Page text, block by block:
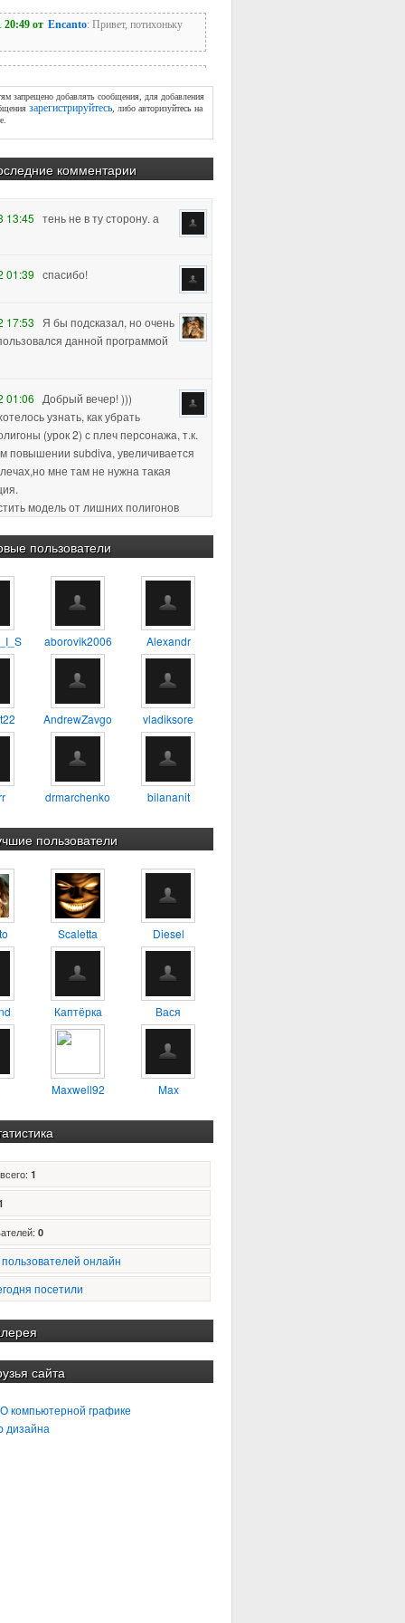
запрещено добавлять сообщения, для добавления
зарегистрируйтесь , либо авторизуйтесь на
комментарии
13:45 тень не в ту сторону. а
01:39 спасибо!
17:53
Я бы подсказал, но очень
данной программой
01:06
Добрый вечер! )))
узнать, как убрать
(урок 2) с плеч персонажа, т.к.
повышении subdiva, увеличивается
мне там не нужна такая
модель от лишних полигонов
за ответ )
18:11
:confused: :blink: %) :yes:
23:38
Хороший урок, для
будет самое то, один из первых
которому сам учился
17:56
А можно ли таким
делать 3D модель например
пользователи
aborovik2006 Alexandr
AndrewZavgo vladiksore
drmarchenko bilananit
пользователи
Scaletta Diesel
Каптёрка Вася
Maxwell92 Max
1
0
онлайн
посетили
сайта
компьютерной графике
дизайна